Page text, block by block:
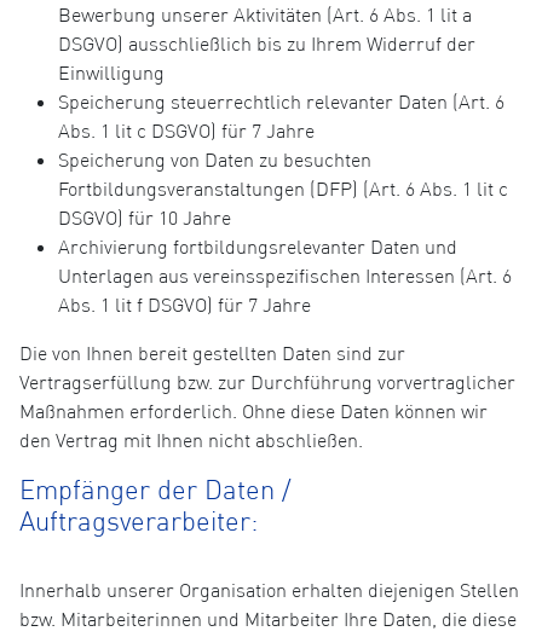
Bewerbung unserer Aktivitäten (Art. 6 Abs. 1 lit a
DSGVO) ausschließlich bis zu Ihrem Widerruf der
Einwilligung
Speicherung steuerrechtlich relevanter Daten (Art. 6
Abs. 1 lit c DSGVO) für 7 Jahre
Speicherung von Daten zu besuchten
Fortbildungsveranstaltungen (DFP) (Art. 6 Abs. 1 lit c
DSGVO) für 10 Jahre
Archivierung fortbildungsrelevanter Daten und
Unterlagen aus vereinsspezifischen Interessen (Art. 6
Abs. 1 lit f DSGVO) für 7 Jahre
Die von Ihnen bereit gestellten Daten sind zur
Vertragserfüllung bzw. zur Durchführung vorvertraglicher
Maßnahmen erforderlich. Ohne diese Daten können wir
den Vertrag mit Ihnen nicht abschließen.
Empfänger der Daten /
Auftragsverarbeiter:
Innerhalb unserer Organisation erhalten diejenigen Stellen
bzw. Mitarbeiterinnen und Mitarbeiter Ihre Daten, die diese